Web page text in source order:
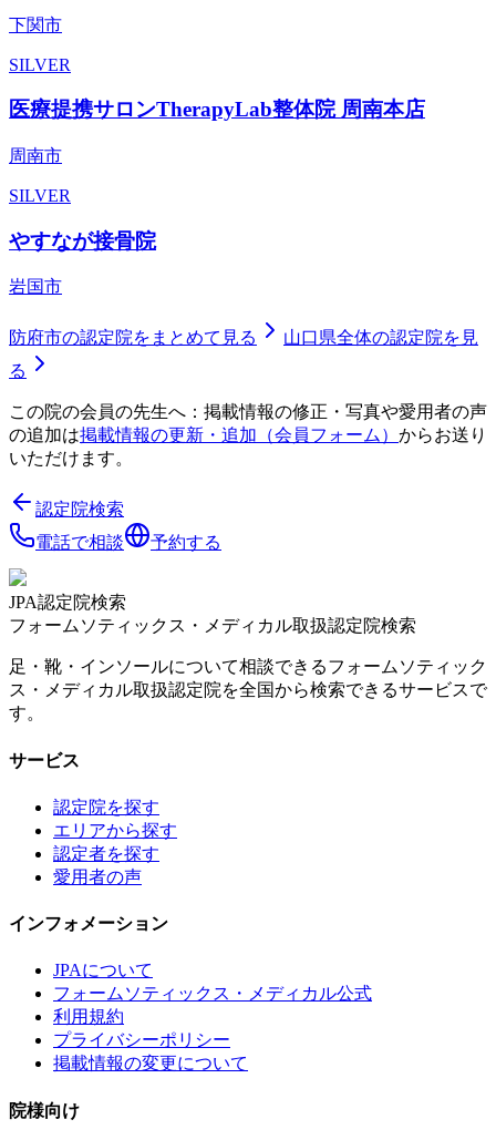
下関市
SILVER
医療提携サロンTherapyLab整体院 周南本店
周南市
SILVER
やすなが接骨院
岩国市
防府市の認定院をまとめて見る 山口県全体の認定院を見
る
この院の会員の先生へ：掲載情報の修正・写真や愛用者の声
の追加は掲載情報の更新・追加（会員フォーム） からお送り
いただけます。
認定院検索
電話で相談
予約する
JPA認定院検索
フォームソティックス・メディカル取扱認定院検索
足・靴・インソールについて相談できるフォームソティック
ス・メディカル取扱認定院を全国から検索できるサービスで
す。
サービス
認定院を探す
エリアから探す
認定者を探す
愛用者の声
インフォメーション
JPAについて
フォームソティックス・メディカル公式
利用規約
プライバシーポリシー
掲載情報の変更について
院様向け